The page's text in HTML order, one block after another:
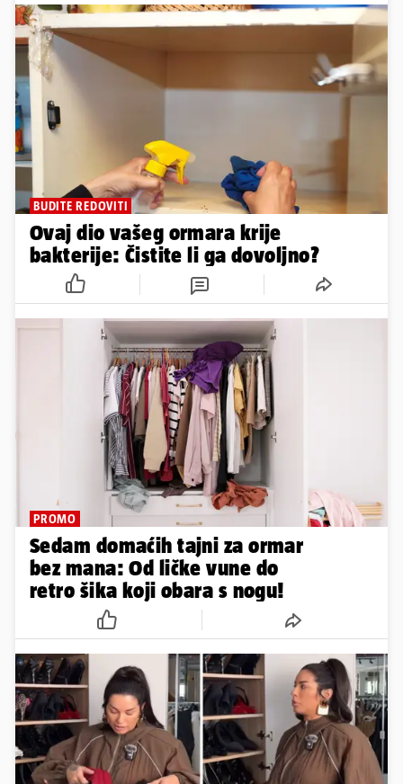
BUDITE REDOVITI
Ovaj dio vašeg ormara krije
bakterije: Čistite li ga dovoljno?
PROMO
Sedam domaćih tajni za ormar
bez mana: Od ličke vune do
retro šika koji obara s nogu!